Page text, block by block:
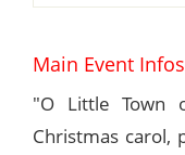
Main Event
"O Little Town
Christmas carol,